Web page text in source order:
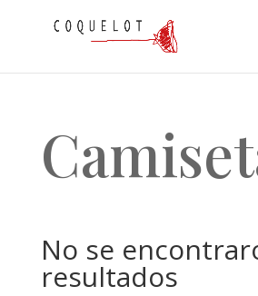
No se
resultados